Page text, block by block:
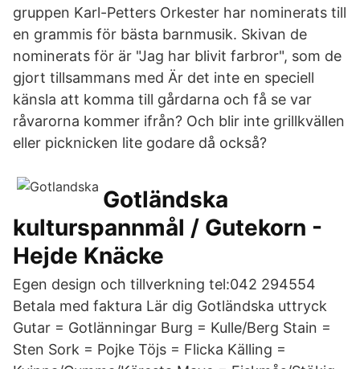
gruppen Karl-Petters Orkester har nominerats till
en grammis för bästa barnmusik. Skivan de
nominerats för är "Jag har blivit farbror", som de
gjort tillsammans med Är det inte en speciell
känsla att komma till gårdarna och få se var
råvarorna kommer ifrån? Och blir inte grillkvällen
eller picknicken lite godare då också?
Gotländska
kulturspannmål / Gutekorn -
Hejde Knäcke
Egen design och tillverkning tel:042 294554
Betala med faktura Lär dig Gotländska uttryck
Gutar = Gotlänningar Burg = Kulle/Berg Stain =
Sten Sork = Pojke Töjs = Flicka Källing =